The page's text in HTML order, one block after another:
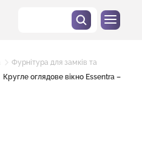
Фурнітура для замків та
Кругле оглядове вікно Essentra –